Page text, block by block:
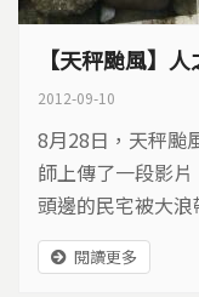
【天秤颱風】
2012-09-10
8月28日，天秤颱
師上傳了一段影
頭邊的民宅被大
成為船隻的墳場，
嶼，災後狀況成為
閱讀更多